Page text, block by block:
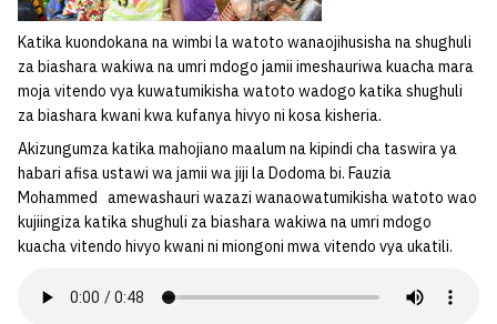
Katika kuondokana na wimbi la watoto wanaojihusisha na shughuli
za biashara wakiwa na umri mdogo jamii imeshauriwa kuacha mara
moja vitendo vya kuwatumikisha watoto wadogo katika shughuli
za biashara kwani kwa kufanya hivyo ni kosa kisheria.
Akizungumza katika mahojiano maalum na kipindi cha taswira ya
habari afisa ustawi wa jamii wa jiji la Dodoma bi. Fauzia
Mohammed amewashauri wazazi wanaowatumikisha watoto wao
kujiingiza katika shughuli za biashara wakiwa na umri mdogo
kuacha vitendo hivyo kwani ni miongoni mwa vitendo vya ukatili.